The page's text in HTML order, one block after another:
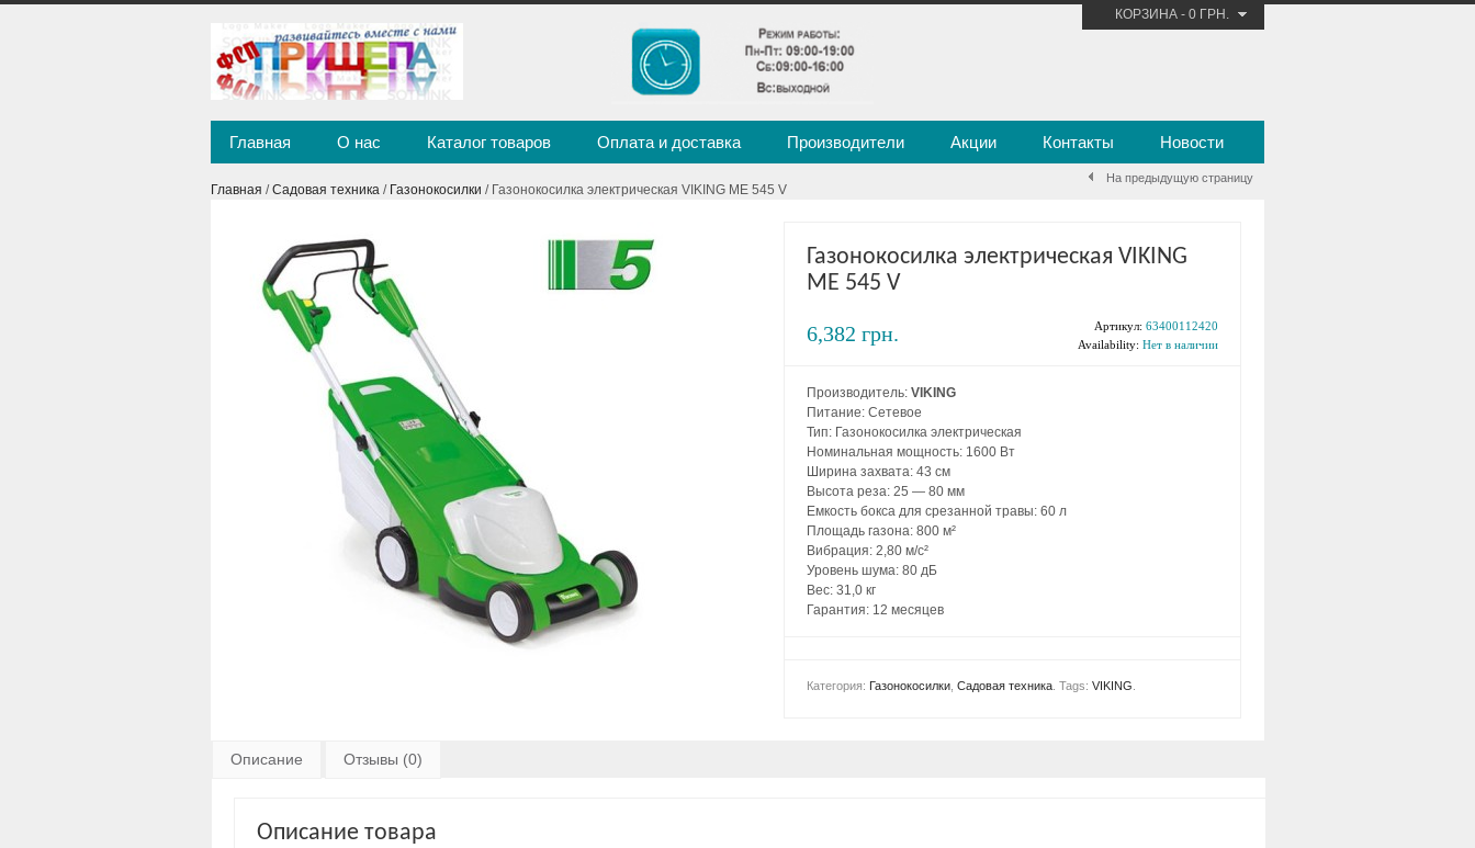
КОРЗИНА - 0 ГРН.
Главная О нас Каталог товаров Оплата и доставка Производители Акции Контакты Новости
Главная /Садовая техника / Газонокосилки / Газонокосилка электрическая VIKING ME 545 V
На предыдущую страницу
Газонокосилка электрическая VIKING
ME 545 V
6,382 грн. Артикул: 63400112420
Availability: Нет в наличии
Производитель: VIKING
Питание: Сетевое
Тип: Газонокосилка электрическая
Номинальная мощность: 1600 Вт
Ширина захвата: 43 см
Высота реза: 25 — 80 мм
Емкость бокса для срезанной травы: 60 л
Площадь газона: 800 м²
Вибрация: 2,80 м/с²
Уровень шума: 80 дБ
Вес: 31,0 кг
Гарантия: 12 месяцев
Категория: Газонокосилки Садовая техника Tags: VIKING
Описание Отзывы (0)
Описание товара